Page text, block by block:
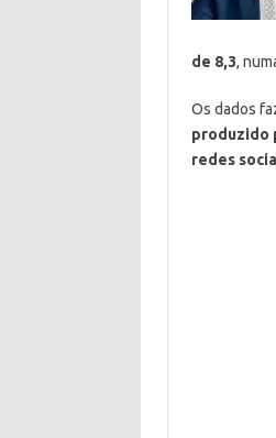
de 8,3,
Os dados
produzido
redes